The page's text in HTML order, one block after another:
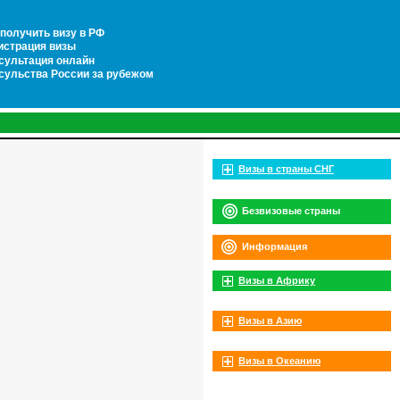
получить визу в РФ
визы
онлайн
России за рубежом
Визы в страны СНГ
Безвизовые страны
Информация
Визы в Африку
Визы в Азию
Визы в Океанию